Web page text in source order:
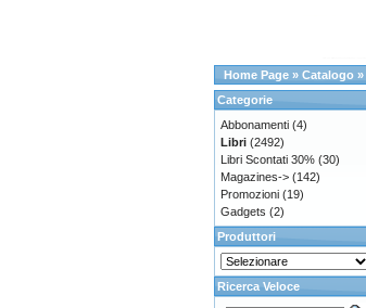
Home Page » Catalogo »
Categorie
Abbonamenti (4)
Libri (2492)
Libri Scontati 30% (30)
Magazines-> (142)
Promozioni (19)
Gadgets (2)
Produttori
Ricerca Veloce